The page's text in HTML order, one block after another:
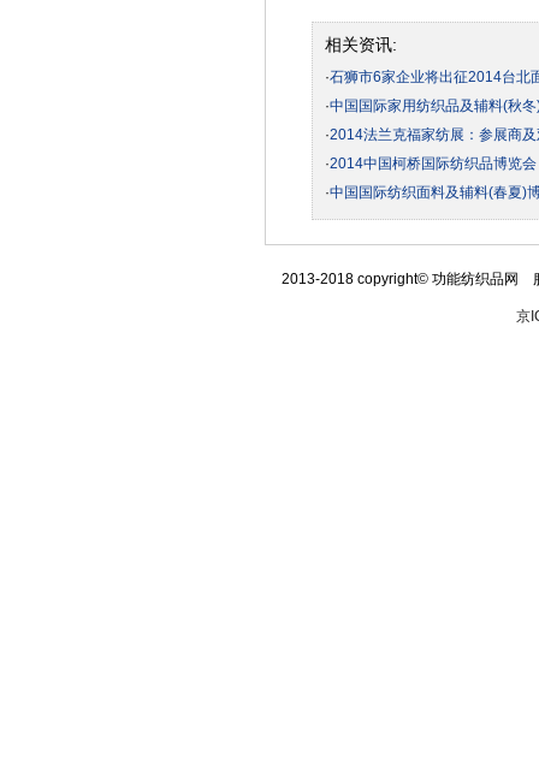
相关资讯:
·石狮市6家企业将出征2014台北
·中国国际家用纺织品及辅料(秋
·2014法兰克福家纺展：参展商
·2014中国柯桥国际纺织品博览
·中国国际纺织面料及辅料(春夏)
2013-2018 copyright© 功能纺织品网
京